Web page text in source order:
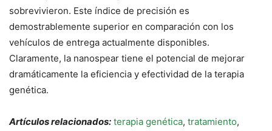
sobrevivieron. Este índice de precisión es
demostrablemente superior en comparación con los
vehículos de entrega actualmente disponibles.
Claramente, la nanospear tiene el potencial de mejorar
dramáticamente la eficiencia y efectividad de la terapia
genética.
Artículos relacionados: terapia genética, tratamiento,